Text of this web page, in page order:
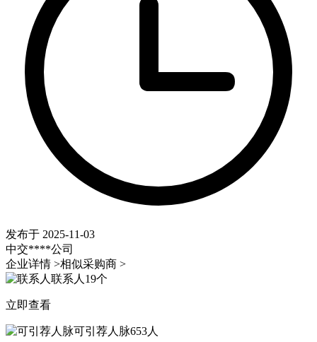
发布于 2025-11-03
中交****公司
企业详情 >相似采购商 >
联系人 19个
立即查看
可引荐人脉653人